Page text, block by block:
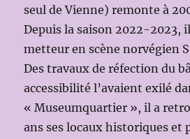
seul de Vienne) remonte à
Depuis la saison 2022-2023,
metteur en scène norvégien
Des travaux de réfection du
accessibilité l’avaient exilé
« Museumquartier », il a
ans ses locaux historiques et